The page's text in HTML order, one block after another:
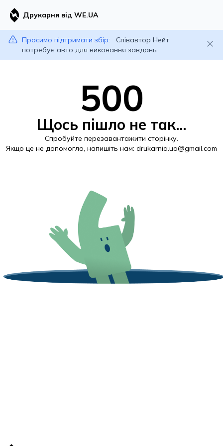
Друкарня від WE.UA
Просимо підтримати збір:
Співавтор Нейт
потребує авто для виконання завдань
500
Щось пішло не так...
Спробуйте перезавантажити сторінку.
Якщо це не допомогло, напишіть нам: drukarnia.ua@gmail.com